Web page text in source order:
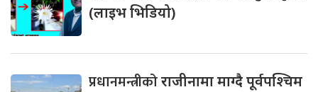
(लाइभ भिडियो)
प्रधानमन्त्रीकोराजीनामा माग्दै पूर्वपश्चिम